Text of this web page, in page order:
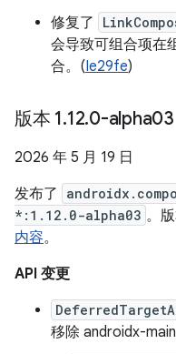
修复了
会导致可组合项在
合。(Ie29fe)
版本 1.12.0-alpha03
2026 年 5 月 19 日
发布了
*:1.12.0-alpha03 。
内容。
API 变更
移除 androidx-